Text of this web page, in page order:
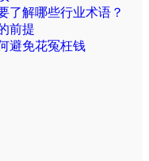
了解哪些行业术语？
前提
避免花冤枉钱